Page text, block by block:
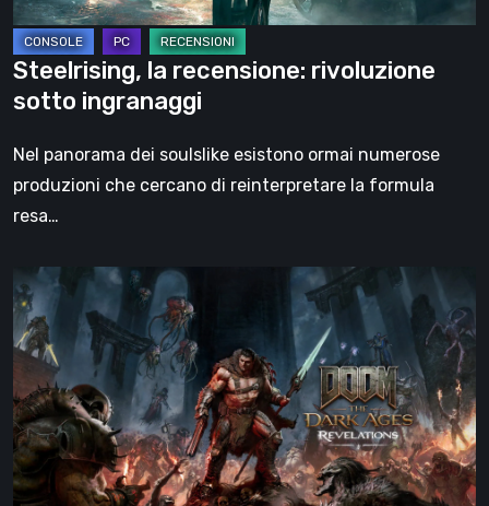
Steelrising, la recensione: rivoluzione
sotto ingranaggi
Nel panorama dei soulslike esistono ormai numerose
produzioni che cercano di reinterpretare la formula
resa…
DOOM:
The
Dark
Ages
–
Revelations,
la
recensione